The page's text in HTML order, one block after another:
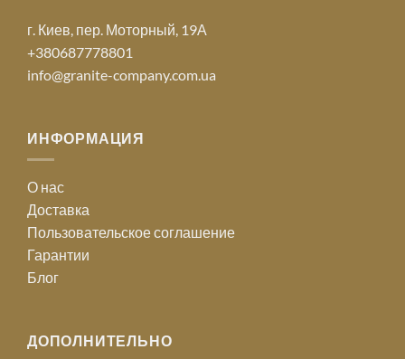
г. Киев, пер. Моторный, 19А
+380687778801
info@granite-company.com.ua
ИНФОРМАЦИЯ
О нас
Доставка
Пользовательское соглашение
Гарантии
Блог
ДОПОЛНИТЕЛЬНО